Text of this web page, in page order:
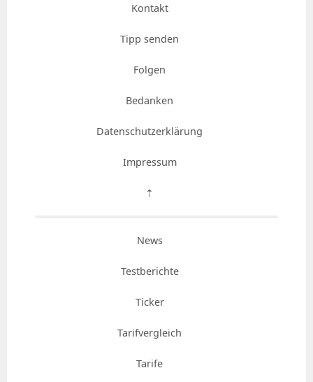
Kontakt
Tipp senden
Folgen
Bedanken
Datenschutzerklärung
Impressum
⇡
News
Testberichte
Ticker
Tarifvergleich
Tarife